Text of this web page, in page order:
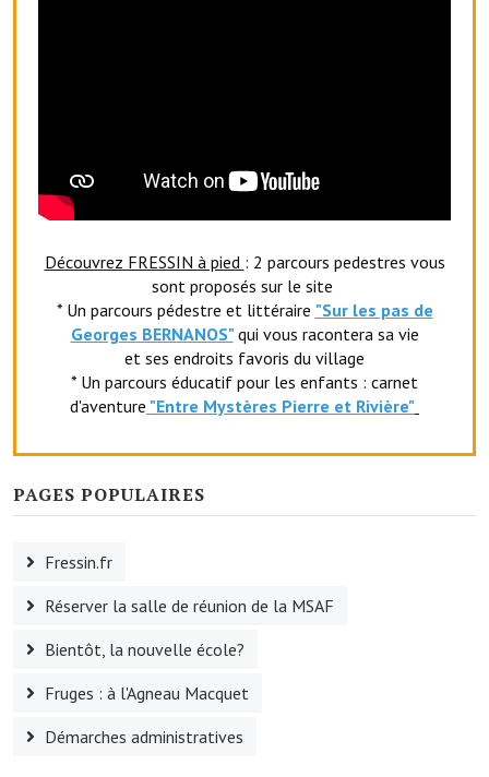
Le foyer rural
Le club de l'amitié
Le comité des fêtes
L'association Avotra-France
Le foyer de la Planquette
L'association des anciens combattants
Village sportif
Découvrez FRESSIN à pied : 2 parcours pedestres vous
sont proposés sur le site
* Un parcours pédestre et littéraire "Sur les pas de
Georges BERNANOS" qui vous racontera sa vie
et ses endroits favoris du village
* Un parcours éducatif pour les enfants : carnet
d'aventure "Entre Mystères Pierre et Rivière"
PAGES POPULAIRES
Fressin.fr
Réserver la salle de réunion de la MSAF
Bientôt, la nouvelle école?
Fruges : à l'Agneau Macquet
Démarches administratives